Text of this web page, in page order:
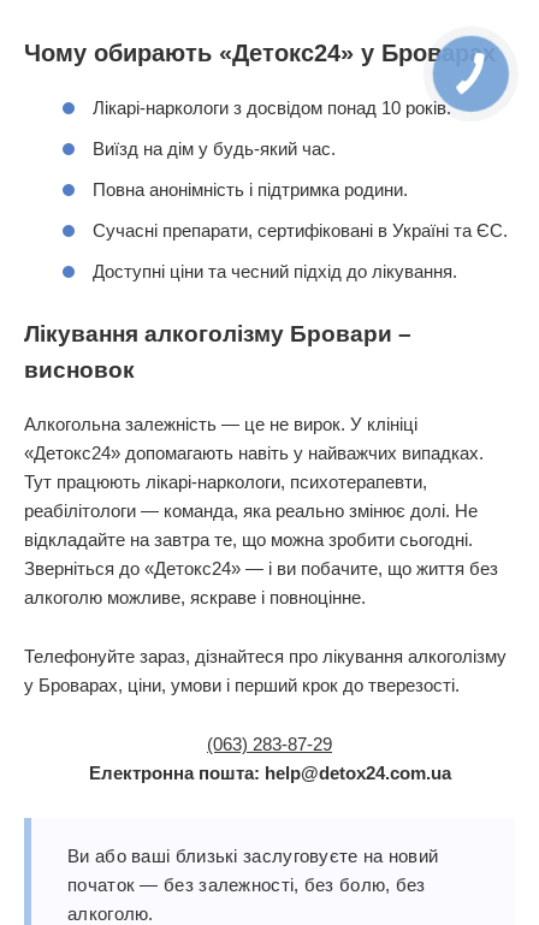
Чому обирають «Детокс24» у Броварах
Лікарі-наркологи з досвідом понад 10 років.
Виїзд на дім у будь-який час.
Повна анонімність і підтримка родини.
Сучасні препарати, сертифіковані в Україні та ЄС.
Доступні ціни та чесний підхід до лікування.
Лікування алкоголізму Бровари –
висновок
Алкогольна залежність — це не вирок. У клініці
«Детокс24» допомагають навіть у найважчих випадках.
Тут працюють лікарі-наркологи, психотерапевти,
реабілітологи — команда, яка реально змінює долі. Не
відкладайте на завтра те, що можна зробити сьогодні.
Зверніться до «Детокс24» — і ви побачите, що життя без
алкоголю можливе, яскраве і повноцінне.
Телефонуйте зараз, дізнайтеся про лікування алкоголізму
у Броварах, ціни, умови і перший крок до тверезості.
(063) 283-87-29
Електронна пошта: help@detox24.com.ua
Ви або ваші близькі заслуговуєте на новий
початок — без залежності, без болю, без
алкоголю.